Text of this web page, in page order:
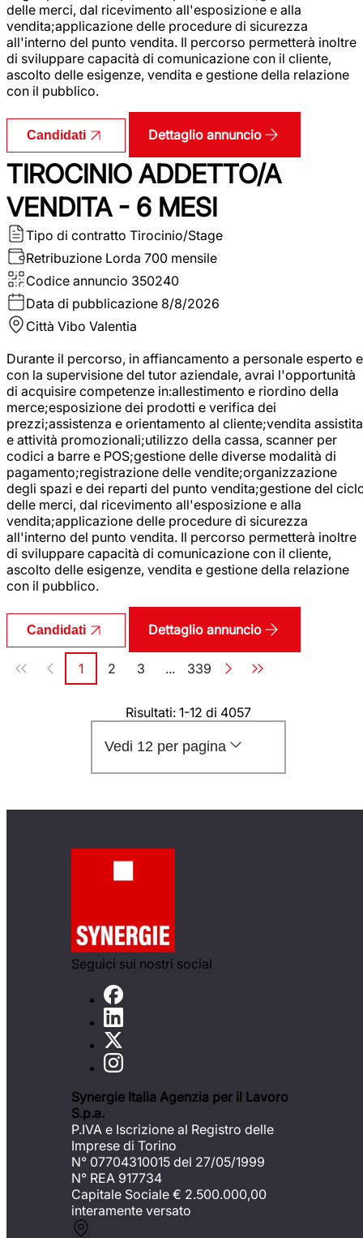
delle merci, dal ricevimento all'esposizione e alla
vendita;applicazione delle procedure di sicurezza
all'interno del punto vendita. Il percorso permetterà inoltre
di sviluppare capacità di comunicazione con il cliente,
ascolto delle esigenze, vendita e gestione della relazione
con il pubblico.
Candidati Dettaglio annuncio
TIROCINIO ADDETTO/A
VENDITA - 6 MESI
Tipo di contratto Tirocinio/Stage
Retribuzione Lorda 700 mensile
Codice annuncio 350240
Data di pubblicazione 8/8/2026
Città Vibo Valentia
Durante il percorso, in affiancamento a personale esperto e
con la supervisione del tutor aziendale, avrai l'opportunità
di acquisire competenze in:allestimento e riordino della
merce;esposizione dei prodotti e verifica dei
prezzi;assistenza e orientamento al cliente;vendita assistita
e attività promozionali;utilizzo della cassa, scanner per
codici a barre e POS;gestione delle diverse modalità di
pagamento;registrazione delle vendite;organizzazione
degli spazi e dei reparti del punto vendita;gestione del
delle merci, dal ricevimento all'esposizione e alla
vendita;applicazione delle procedure di sicurezza
all'interno del punto vendita. Il percorso permetterà inoltre
di sviluppare capacità di comunicazione con il cliente,
ascolto delle esigenze, vendita e gestione della relazione
con il pubblico.
Candidati Dettaglio annuncio
Paginazione
Pagina
1 Pagina
2 Pagina
3 ... Pagina
339
Risultati: 1-12 di 4057
Vedi 12 per pagina
Seguici sui nostri social
Synergie Italia Agenzia per il Lavoro
S.p.a.
P.IVA e Iscrizione al Registro delle
Imprese di Torino
N° 07704310015 del 27/05/1999
N° REA 917734
Capitale Sociale € 2.500.000,00
interamente versato